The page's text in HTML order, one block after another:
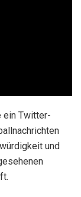
ein Twitter-
und